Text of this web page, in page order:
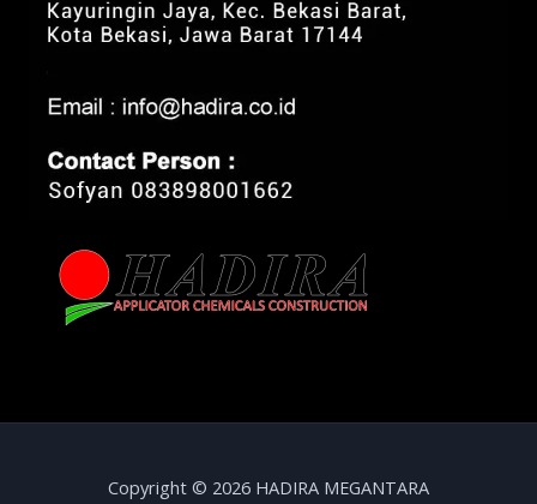
Copyright © 2026 HADIRA MEGANTARA